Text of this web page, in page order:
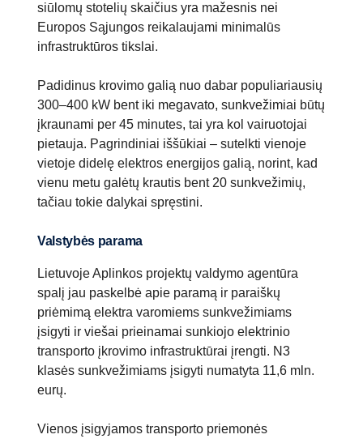
siūlomų stotelių skaičius yra mažesnis nei
Europos Sąjungos reikalaujami minimalūs
infrastruktūros tikslai.
Padidinus krovimo galią nuo dabar populiariausių
300–400 kW bent iki megavato, sunkvežimiai būtų
įkraunami per 45 minutes, tai yra kol vairuotojai
pietauja. Pagrindiniai iššūkiai – sutelkti vienoje
vietoje didelę elektros energijos galią, norint, kad
vienu metu galėtų krautis bent 20 sunkvežimių,
tačiau tokie dalykai spręstini.
Valstybės parama
Lietuvoje Aplinkos projektų valdymo agentūra
spalį jau paskelbė apie paramą ir paraiškų
priėmimą elektra varomiems sunkvežimiams
įsigyti ir viešai prieinamai sunkiojo elektrinio
transporto įkrovimo infrastruktūrai įrengti. N3
klasės sunkvežimiams įsigyti numatyta 11,6 mln.
eurų.
Vienos įsigyjamos transporto priemonės